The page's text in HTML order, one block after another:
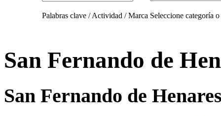
Palabras clave / Actividad / Marca Seleccione categoría
San Fernando de
San Fernando de